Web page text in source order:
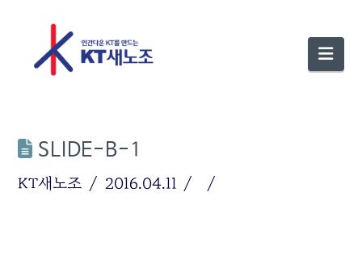
SLIDE-B-1
KT새노조 2016.04.11